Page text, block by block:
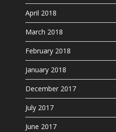
April 2018
March 2018
February 2018
January 2018
December 2017
July 2017
June 2017